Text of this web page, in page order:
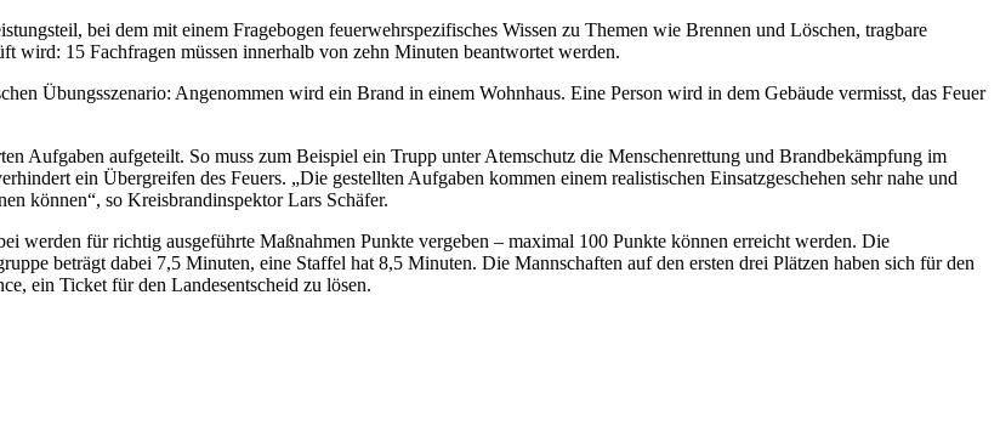
bei dem mit einem Fragebogen feuerwehrspezifisches Wissen zu Themen wie Brennen und Löschen, tragbare
wird: 15 Fachfragen müssen innerhalb von zehn Minuten beantwortet werden.
Übungsszenario: Angenommen wird ein Brand in einem Wohnhaus. Eine Person wird in dem Gebäude vermisst, das Feuer
Aufgaben aufgeteilt. So muss zum Beispiel ein Trupp unter Atemschutz die Menschenrettung und Brandbekämpfung im
ein Übergreifen des Feuers. „Die gestellten Aufgaben kommen einem realistischen Einsatzgeschehen sehr nahe und
können“, so Kreisbrandinspektor Lars Schäfer.
werden für richtig ausgeführte Maßnahmen Punkte vergeben – maximal 100 Punkte können erreicht werden. Die
beträgt dabei 7,5 Minuten, eine Staffel hat 8,5 Minuten. Die Mannschaften auf den ersten drei Plätzen haben sich für den
ein Ticket für den Landesentscheid zu lösen.